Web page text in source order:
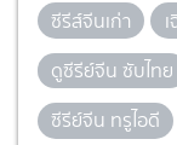
ซีรีส์จีนเก่า
ดูซีรีย์จีน ซับไทย
ซีรีย์จีน ทรูไอดี